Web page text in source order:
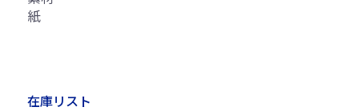
紙
在庫リスト